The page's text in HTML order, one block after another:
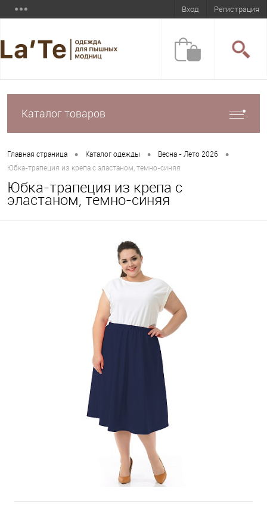
Вход Регистрация
Каталог товаров
Главная страница • Каталог одежды • Весна - Лето 2026 •
Юбка-трапеция из крепа с эластаном, темно-синяя
Юбка-трапеция из крепа с
эластаном, темно-синяя